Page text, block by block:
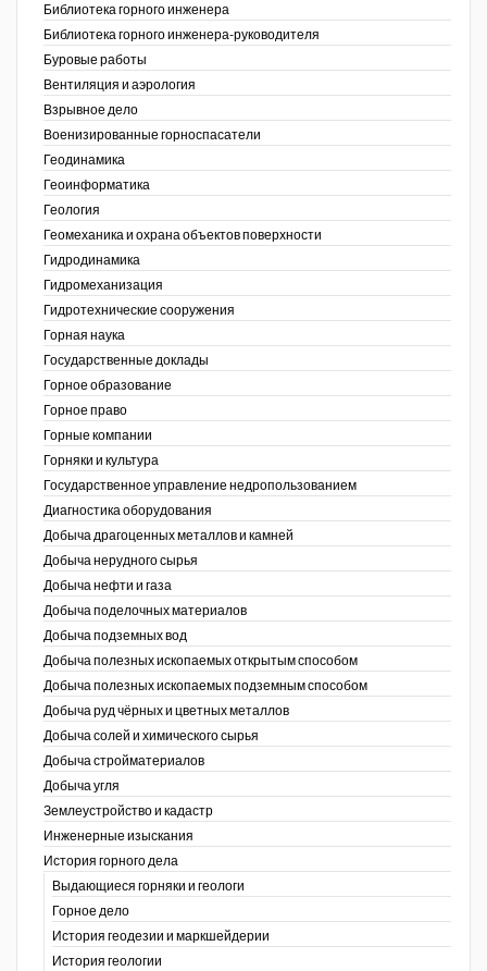
Библиотека горного инженера
Библиотека горного инженера-руководителя
Буровые работы
Вентиляция и аэрология
Взрывное дело
Военизированные горноспасатели
Геодинамика
Геоинформатика
Геология
Геомеханика и охрана объектов поверхности
Гидродинамика
Гидромеханизация
Гидротехнические сооружения
Горная наука
Государственные доклады
Горное образование
Горное право
Горные компании
Горняки и культура
Государственное управление недропользованием
Диагностика оборудования
Добыча драгоценных металлов и камней
Добыча нерудного сырья
Добыча нефти и газа
Добыча поделочных материалов
Добыча подземных вод
Добыча полезных ископаемых открытым способом
Добыча полезных ископаемых подземным способом
Добыча руд чёрных и цветных металлов
Добыча солей и химического сырья
Добыча стройматериалов
Добыча угля
Землеустройство и кадастр
Инженерные изыскания
История горного дела
Выдающиеся горняки и геологи
Горное дело
История геодезии и маркшейдерии
История геологии
Недропользование XXI век
Нефтегазовые технологии
Нефтегазовая вертикаль
Разведка и охрана недр
Стандарт качества
Уголь
Уголь Кузбасса
Химагрегаты
Coal People Magazine
PWC